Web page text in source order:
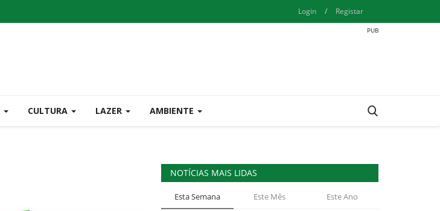
Login / Registar
CULTURA LAZER AMBIENTE
NOTÍCIAS MAIS LIDAS
Esta Semana Este Mês Este Ano